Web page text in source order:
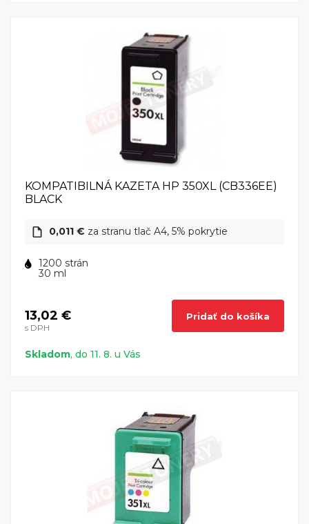
KOMPATIBILNÁ KAZETA HP 350XL (CB336EE)
BLACK
0,011 € za stranu tlač A4, 5% pokrytie
1200 strán
30 ml
13,02 €
s DPH
Pridať do košíka
Skladom, do 11. 8. u Vás